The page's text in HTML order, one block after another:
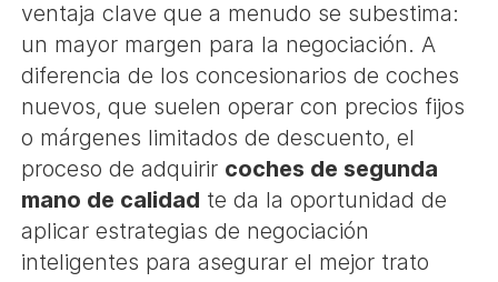
ventaja clave que a menudo se subestima:
un mayor margen para la negociación. A
diferencia de los concesionarios de coches
nuevos, que suelen operar con precios fijos
o márgenes limitados de descuento, el
proceso de adquirir coches de segunda
mano de calidad te da la oportunidad de
aplicar estrategias de negociación
inteligentes para asegurar el mejor trato